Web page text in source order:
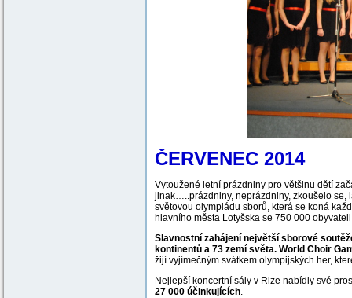
ČERVENEC 2014
Vytoužené letní prázdniny pro většinu dětí
jinak…..prázdniny, neprázdniny, zkoušelo se,
světovou olympiádu sborů, která se koná
hlavního města Lotyšska se 750 000 obyvateli
Slavnostní zahájení největší sborové
kontinentů a 73 zemí světa. World Choir
žijí vyjímečným svátkem olympijských her,
Nejlepší koncertní sály v Rize nabídly své
27 000 účinkujících.